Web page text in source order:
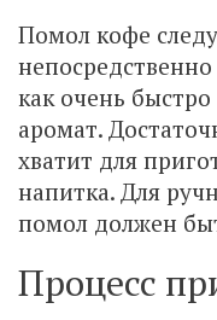
Помол кофе
как очень
аромат.
хватит для
напитка. Для
помол должен
Процесс